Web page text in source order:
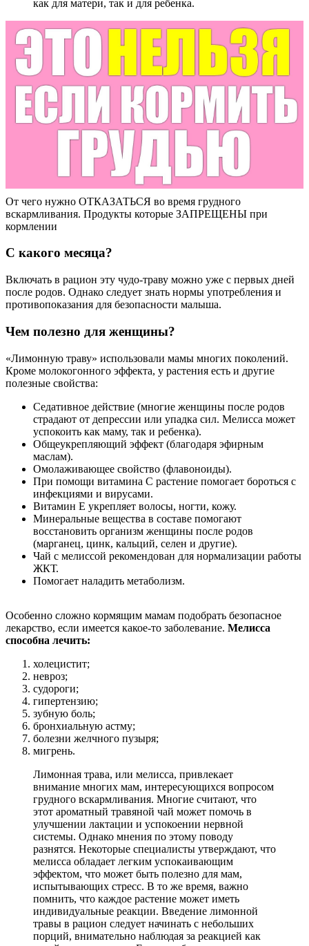
как для матери, так и для ребенка.
От чего нужно ОТКАЗАТЬСЯ во время грудного
вскармливания. Продукты которые ЗАПРЕЩЕНЫ при
кормлении
С какого месяца?
Включать в рацион эту чудо-траву можно уже с первых дней
после родов. Однако следует знать нормы употребления и
противопоказания для безопасности малыша.
Чем полезно для женщины?
«Лимонную траву» использовали мамы многих поколений.
Кроме молокогонного эффекта, у растения есть и другие
полезные свойства:
Седативное действие (многие женщины после родов
страдают от депрессии или упадка сил. Мелисса может
успокоить как маму, так и ребенка).
Общеукрепляющий эффект (благодаря эфирным
маслам).
Омолаживающее свойство (флавоноиды).
При помощи витамина С растение помогает бороться с
инфекциями и вирусами.
Витамин Е укрепляет волосы, ногти, кожу.
Минеральные вещества в составе помогают
восстановить организм женщины после родов
(марганец, цинк, кальций, селен и другие).
Чай с мелиссой рекомендован для нормализации работы
ЖКТ.
Помогает наладить метаболизм.
Особенно сложно кормящим мамам подобрать безопасное
лекарство, если имеется какое-то заболевание. Мелисса
способна лечить:
холецистит;
невроз;
судороги;
гипертензию;
зубную боль;
бронхиальную астму;
болезни желчного пузыря;
мигрень.
Лимонная трава, или мелисса, привлекает
внимание многих мам, интересующихся вопросом
грудного вскармливания. Многие считают, что
этот ароматный травяной чай может помочь в
улучшении лактации и успокоении нервной
системы. Однако мнения по этому поводу
разнятся. Некоторые специалисты утверждают, что
мелисса обладает легким успокаивающим
эффектом, что может быть полезно для мам,
испытывающих стресс. В то же время, важно
помнить, что каждое растение может иметь
индивидуальные реакции. Введение лимонной
травы в рацион следует начинать с небольших
порций, внимательно наблюдая за реакцией как